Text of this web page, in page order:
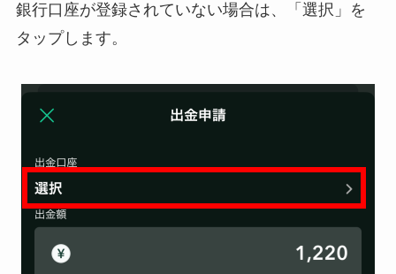
銀行口座が登録されていない場合は、「選択」を
タップします。